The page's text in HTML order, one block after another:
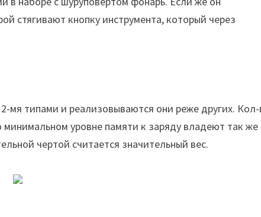
стягивают кнопку инструмента, который через
типами и реализовываются они реже других.
уровне памяти к заряду владеют так же
чертой считается значительный вес.